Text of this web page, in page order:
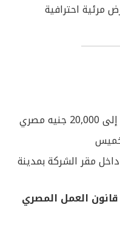
مرئية احترافية
مقر الشركة بمدينة
العمل المصري